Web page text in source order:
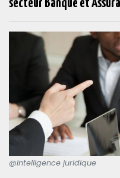
secteur Banque et
@Intelligence juridique